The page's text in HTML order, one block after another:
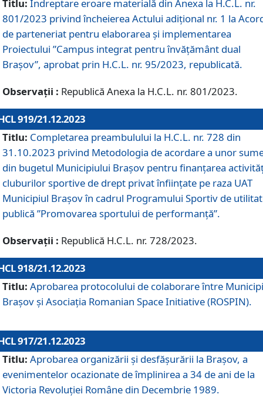
Titlu: Îndreptare eroare materială din Anexa la H.C.L. nr.
801/2023 privind încheierea Actului adițional nr. 1 la
de parteneriat pentru elaborarea și implementarea
Proiectului ”Campus integrat pentru învățământ dual
Brașov”, aprobat prin H.C.L. nr. 95/2023, republicată.
Observații : Republică Anexa la H.C.L. nr. 801/2023.
919/21.12.2023
Titlu: Completarea preambulului la H.C.L. nr. 728 din
31.10.2023 privind Metodologia de acordare a unor
din bugetul Municipiului Brașov pentru finanțarea
cluburilor sportive de drept privat înființate pe raza UAT
Municipiul Brașov în cadrul Programului Sportiv de
publică ”Promovarea sportului de performanță”.
Observații : Republică H.C.L. nr. 728/2023.
918/21.12.2023
Titlu: Aprobarea protocolului de colaborare între
Brașov și Asociația Romanian Space Initiative (ROSPIN).
917/21.12.2023
Titlu: Aprobarea organizării şi desfăşurării la Braşov, a
evenimentelor ocazionate de împlinirea a 34 de ani de la
Victoria Revoluţiei Române din Decembrie 1989.